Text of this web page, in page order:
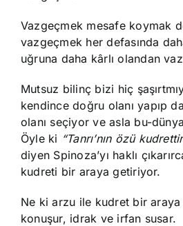
Vazgeçmek mesafe koymak
vazgeçmek her defasında
uğruna daha kârlı olandan
Mutsuz bilinç bizi hiç
kendince doğru olanı yapıp
olanı seçiyor ve asla bu-
Öyle ki “Tanrı’nın özü
diyen Spinoza’yı haklı
kudreti bir araya getiriyor.
Ne ki arzu ile kudret bir
konuşur, idrak ve irfan susar.